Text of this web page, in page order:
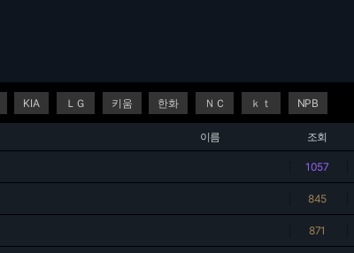
KIA ＬＧ 키움 한화 ＮＣ ｋｔ NPB
이름 조회
1057
845
871